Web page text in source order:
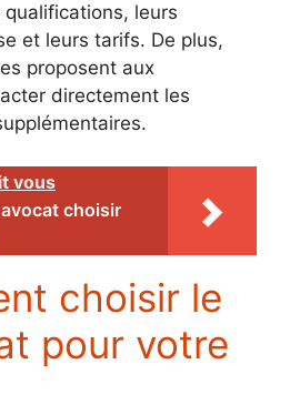
leurs
et leurs tarifs. De plus,
proposent aux
directement les
vous
avocat choisir
choisir le
pour votre